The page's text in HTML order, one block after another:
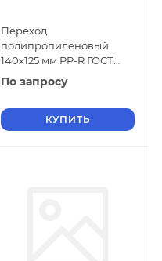
Переход
полипропиленовый
140х125 мм PP-R ГОСТ
32415-2013
По запросу
КУПИТЬ